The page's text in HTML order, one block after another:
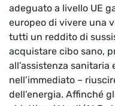
adeguato a livello UE
europeo di vivere una
tutti un reddito di
acquistare cibo sano,
all’assistenza
nell’immediato –
dell’energia. Affinché